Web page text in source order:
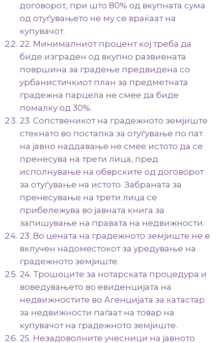
договорот, при што 80% од вкупната сума
од отуѓувањето не му се враќаат на
купувачот.
22. Минималниот процент кој треба да
биде изграден од вкупно развиената
површина за градење предвидена со
урбанистичкиот план за предметната
градежна парцела не смее да биде
помалку од 30%.
23. Сопственикот на градежното земјиште
стекнато во постапка за отуѓување по пат
на јавно наддавање не смее истото да се
пренесува на трети лица, пред
исполнување на обврските од договорот
за отуѓување на истото. Забраната за
пренесување на трети лица се
прибележува во јавната книга за
запишување на правата на недвижности.
23. Во цената на градежното земјиште не е
вклучен надоместокот за уредување на
градежното земјиште.
24. Трошоците за нотарската процедура и
воведувањето во евиденцијата на
недвижностите во Агенцијата за катастар
за недвижности паѓаат на товар на
купувачот на градежното земјиште.
25. Незадоволните учесници на јавното